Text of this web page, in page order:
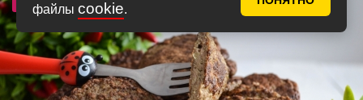
файлы cookie.